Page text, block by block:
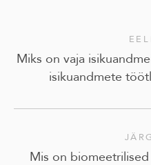
Miks on vaja
isikuandmete
Mis on